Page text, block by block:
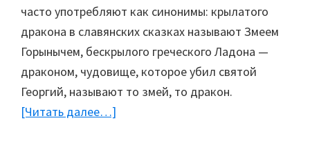
часто употребляют как синонимы: крылатого
дракона в славянских сказках называют Змеем
Горынычем, бескрылого греческого Ладона —
драконом, чудовище, которое убил святой
Георгий, называют то змей, то дракон.
[Читать далее…]